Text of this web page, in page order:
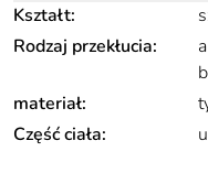
Atrybuty produktu
Kształt:
Rodzaj przekłucia:
materiał:
Część ciała: